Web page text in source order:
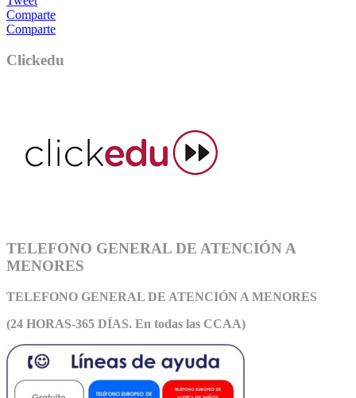
Comparte
Comparte
Clickedu
TELEFONO GENERAL DE ATENCIÓN A
MENORES
TELEFONO GENERAL DE ATENCIÓN A MENORES
(24 HORAS-365 DÍAS. En todas las CCAA)